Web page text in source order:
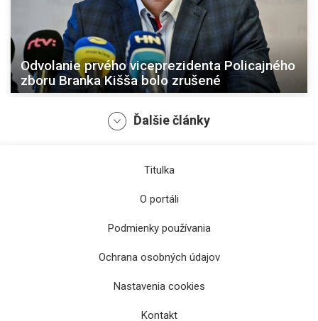
Odvolanie prvého viceprezidenta Policajného
zboru Branka Kišša bolo zrušené
Rezort vnútra obnoví oddelenie Policajného
zboru v Michalovciach
Ďalšie články
Titulka
O portáli
Podmienky používania
Ochrana osobných údajov
Nastavenia cookies
Kontakt